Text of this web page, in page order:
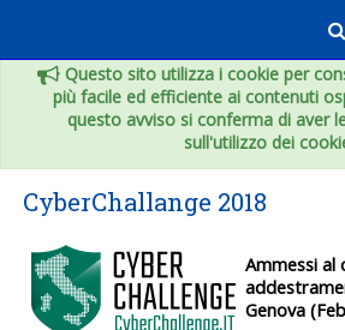
Questo sito utilizza i cookie per
più facile ed efficiente ai contenuti
questo avviso si conferma di aver
sull'utilizzo dei
CyberChallange 2018
Ammessi al
Genova